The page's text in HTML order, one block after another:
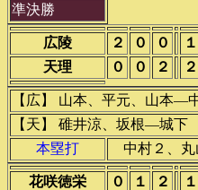
準決勝
広陵 ２ ０ ０ １
天理
０ ０ ２ ２
【広】 山本、平元、山本―
【天】 碓井涼、坂根―城下
本塁打
中村２、丸
花咲徳栄 ０ １ ２ １